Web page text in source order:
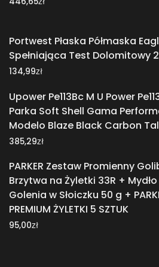
Portwest Płaska Półmaska
Spełniająca Test Dolomitowy
134,99zł
Upower Pe113Bc M U Power
Parka Soft Shell Gama
Modelo Blaze Black Carbon
385,29zł
PARKER Zestaw Promienny
Brzytwa na Żyletki 33R +
Golenia w Słoiczku 50 g +
PREMIUM ŻYLETKI 5 SZTUK
95,00zł